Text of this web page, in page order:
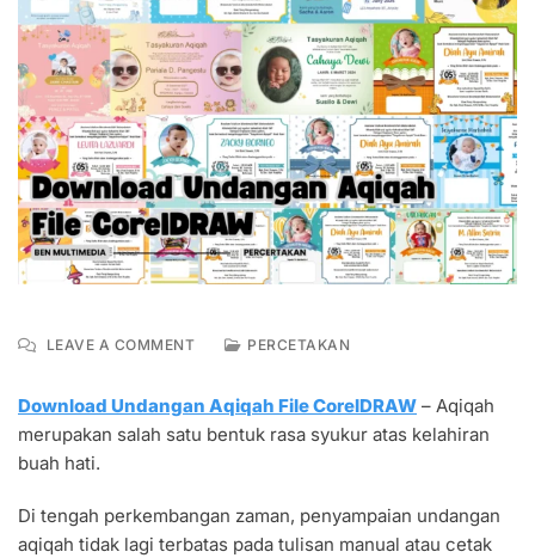
LEAVE A COMMENTON
AQIQAH
FILE
TERBAIK
PERCETAKAN
Download Undangan Aqiqah File CorelDRAW – Aqiqah
merupakan salah satu bentuk rasa syukur atas kelahiran
buah hati.
Di tengah perkembangan zaman, penyampaian undangan
aqiqah tidak lagi terbatas pada tulisan manual atau cetak